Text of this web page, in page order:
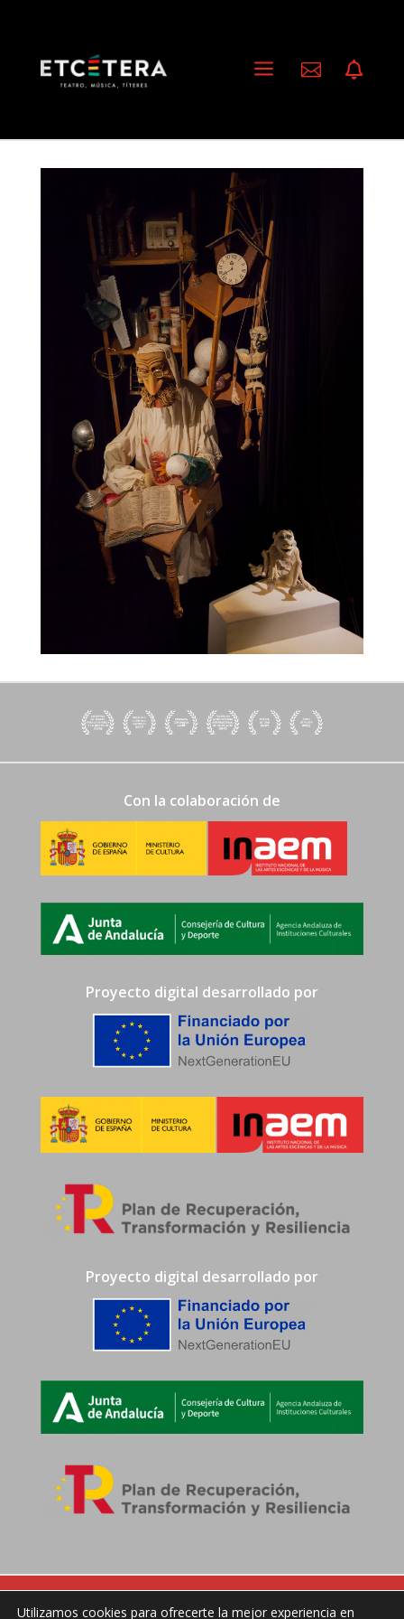
a  
Con la colaboración de
Proyecto digital desarrollado por
Proyecto digital desarrollado por
Utilizamos cookies para ofrecerte la mejor experiencia en